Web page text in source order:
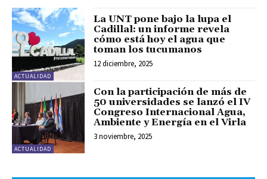
ACTUALIDAD
La UNT pone bajo la lupa el
Cadillal: un informe revela
cómo está hoy el agua que
toman los tucumanos
12 diciembre, 2025
ACTUALIDAD
Con la participación de más de
50 universidades se lanzó el IV
Congreso Internacional Agua,
Ambiente y Energía en el Virla
3 noviembre, 2025